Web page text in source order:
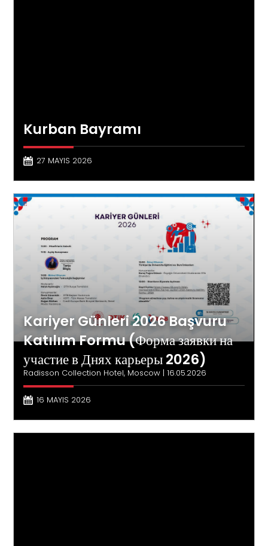
Kurban Bayramı
27 MAYIS 2026
Kariyer Günleri 2026 Başvuru
Katılım Formu (Форма заявки на
участие в Днях карьеры 2026)
Radisson Collection Hotel, Moscow | 16.05.2026
16 MAYIS 2026